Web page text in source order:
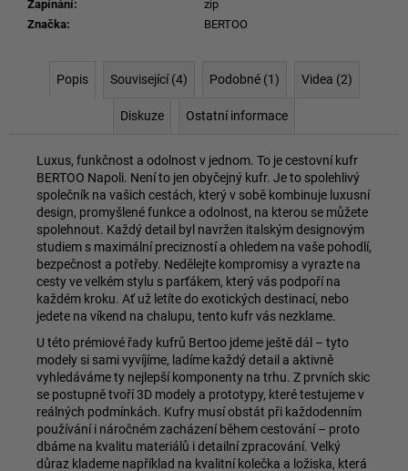
Zapínání:
zip
Značka: BERTOO
Popis Související (4) Podobné (1) Videa (2)
Diskuze Ostatní informace
Luxus, funkčnost a odolnost v jednom. To je cestovní kufr
BERTOO Napoli. Není to jen obyčejný kufr. Je to spolehlivý
společník na vašich cestách, který v sobě kombinuje luxusní
design, promyšlené funkce a odolnost, na kterou se můžete
spolehnout. Každý detail byl navržen italským designovým
studiem s maximální precizností a ohledem na vaše pohodlí,
bezpečnost a potřeby. Nedělejte kompromisy a vyrazte na
cesty ve velkém stylu s parťákem, který vás podpoří na
každém kroku. Ať už letíte do exotických destinací, nebo
jedete na víkend na chalupu, tento kufr vás nezklame.
U této prémiové řady kufrů Bertoo jdeme ještě dál – tyto
modely si sami vyvíjíme, ladíme každý detail a aktivně
vyhledáváme ty nejlepší komponenty na trhu. Z prvních skic
se postupně tvoří 3D modely a prototypy, které testujeme v
reálných podmínkách. Kufry musí obstát při každodenním
používání i náročném zacházení během cestování – proto
dbáme na kvalitu materiálů i detailní zpracování. Velký
důraz klademe například na kvalitní kolečka a ložiska, která